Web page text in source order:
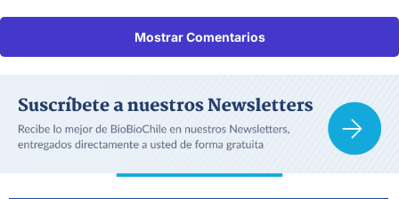
Mostrar Comentarios